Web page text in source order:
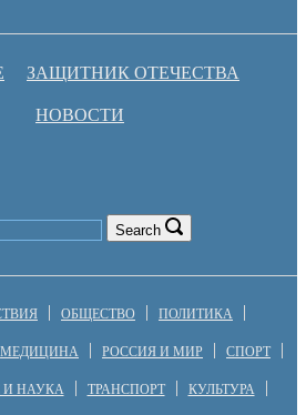
ЗАЩИТНИК ОТЕЧЕСТВА
НОВОСТИ
Search
ОБЩЕСТВО ПОЛИТИКА
МЕДИЦИНА РОССИЯ И МИР СПОРТ
И НАУКА ТРАНСПОРТ КУЛЬТУРА